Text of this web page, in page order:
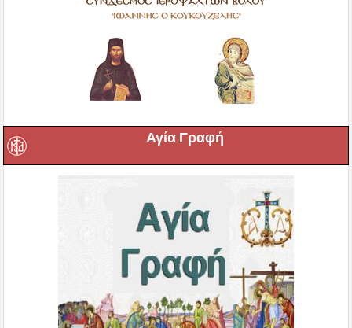
Αγία Γραφή